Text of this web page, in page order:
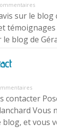
sur le blog
blog de
contacter
Vous
blog, et vous